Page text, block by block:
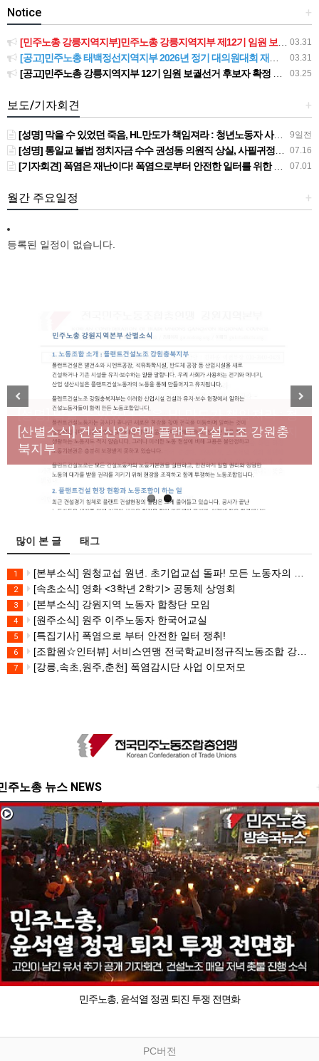
+
Notice
03.31
[민주노총 강릉지역지부]민주노총 강릉지역지부 제12기 임원 보궐선거결과 공고
03.31
[공고]민주노총 태백정선지역지부 2026년 정기 대의원대회 재소집 건
03.25
[공고]민주노총 강릉지역지부 12기 임원 보궐선거 후보자 확정 공고
+
보도/기자회견
9일전
[성명] 막을 수 있었던 죽음, HL만도가 책임져라 : 청년노동자 사망사고의 철저한 진상규명과 재발방지 대책 마련하라
07.16
[성명] 통일교 불법 정치자금 수수 권성동 의원직 상실, 사필귀정이다
07.01
[기자회견] 폭염은 재난이다! 폭염으로부터 안전한 일터를 위한 민주노총 강원지역본부 폭염감시단 선포 기자회견
+
월간 주요일정
등록된 일정이 없습니다.
[성명] 막을 수 있었던 죽음, HL만도가 책임져라 : 청
년노동자 사망사고의 철저한 진상규명과 재발방지
대책 마련하라
[산별소식] 건설산업연맹 플랜트건설노조 강원충
북지부
Previous Next
많이 본 글 태그
1 [본부소식] 원청교섭 원년. 초기업교섭 돌파! 모든 노동자의 노동기본권 쟁취! 민주노총 7.15 총파업대회
2 [속초소식] 영화 <3학년 2학기> 공동체 상영회
3 [본부소식] 강원지역 노동자 합창단 모임
4 [원주소식] 원주 이주노동자 한국어교실
5 [특집기사] 폭염으로 부터 안전한 일터 쟁취!
6 [조합원☆인터뷰] 서비스연맹 전국학교비정규직노동조합 강원지부 김유미 춘천지회장
7 [강릉,속초,원주,춘천] 폭염감시단 사업 이모저모
주노총 뉴스 NEWS
민주노총, 윤석열 정권 퇴진 투쟁 전면화
PC버전